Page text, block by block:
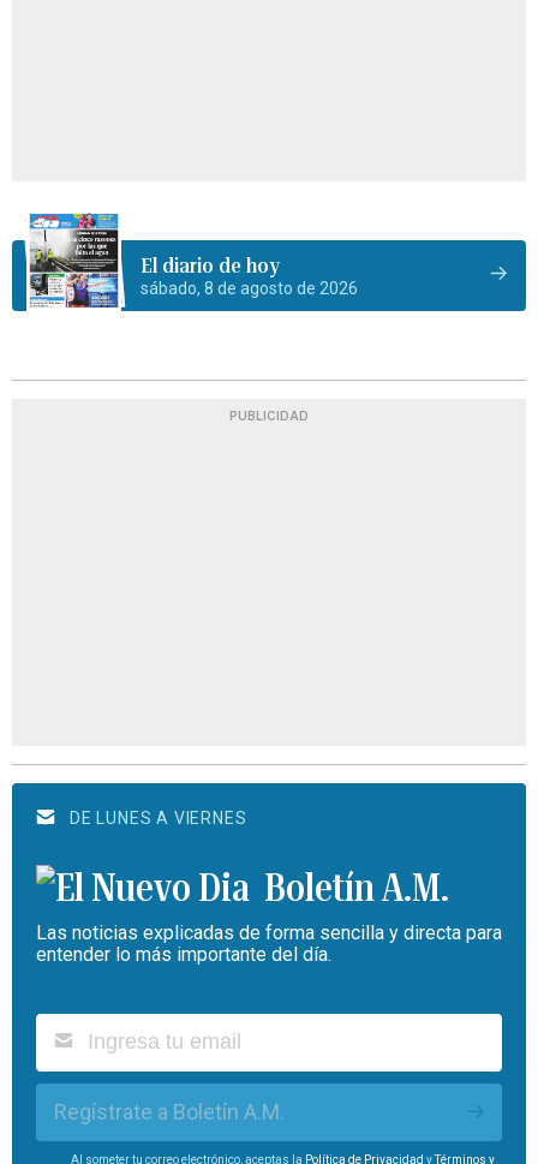
El diario de hoy
sábado, 8 de agosto de 2026
PUBLICIDAD
DE LUNES A VIERNES
Boletín A.M.
Las noticias explicadas de forma sencilla y directa para
entender lo más importante del día.
Regístrate a Boletín A.M.
Al someter tu correo electrónico, aceptas la Política de Privacidad yTérminos y